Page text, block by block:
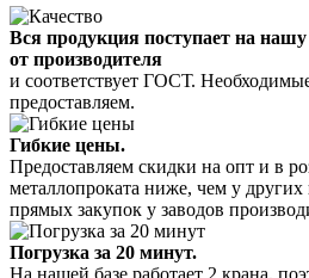
Вся продукция поступает на
от производителя
и соответствует ГОСТ.
предоставляем.
Гибкие цены.
Предоставляем скидки на опт и в
металлопроката ниже, чем у других
прямых закупок у заводов
Погрузка за 20 минут.
На нашей базе работает 2 крана,